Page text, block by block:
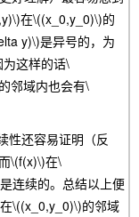
在\((x_0,y_0)\)的
y)\)是异号的，为
这样的话\
邻域内也会有\
还容易证明（反
\(f(x)\)在\
连续的。总结以上便
\((x_0,y_0)\)的邻域